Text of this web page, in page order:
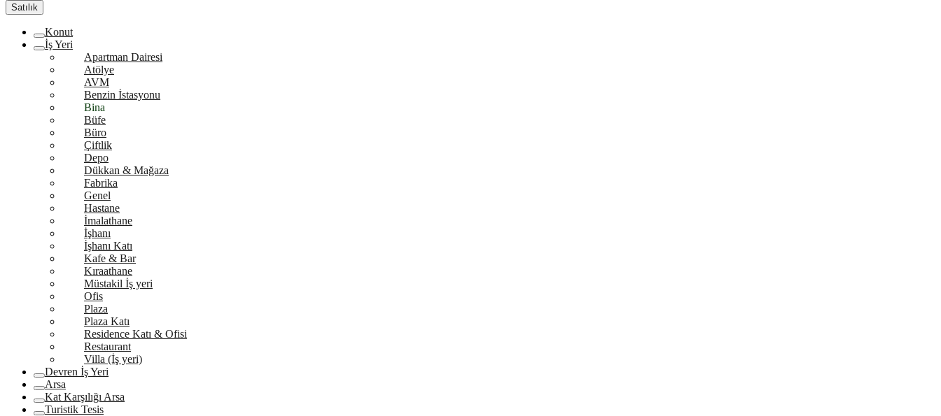
Satılık
Konut
İş Yeri
Apartman Dairesi
Atölye
AVM
Benzin İstasyonu
Bina
Büfe
Büro
Çiftlik
Depo
Dükkan & Mağaza
Fabrika
Genel
Hastane
İmalathane
İşhanı
İşhanı Katı
Kafe & Bar
Kıraathane
Müstakil İş yeri
Ofis
Plaza
Plaza Katı
Residence Katı & Ofisi
Restaurant
Villa (İş yeri)
Devren İş Yeri
Arsa
Kat Karşılığı Arsa
Turistik Tesis